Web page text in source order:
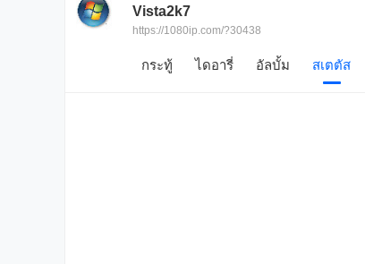
80
Vista2k7
https://1080ip.com/?30438
กระทู้ ไดอารี่ อัลบั้ม สเตตัส